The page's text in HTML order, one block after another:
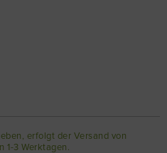
erfolgt der Versand von
1-3 Werktagen.